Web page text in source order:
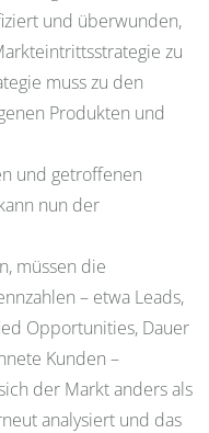
und überwunden,
zu
muss zu den
Produkten und
und getroffenen
nun der
müssen die
– etwa Leads,
Opportunities, Dauer
Kunden –
der Markt anders als
analysiert und das